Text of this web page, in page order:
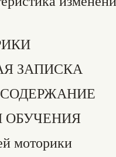
ЗАПИСКА
ОБУЧЕНИЯ
моторики